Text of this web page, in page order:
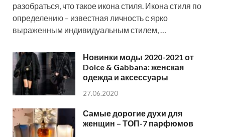
разобраться, что такое икона стиля. Икона стиля по
определению – известная личность с ярко
выраженным индивидуальным стилем, …
Новинки моды 2020-2021 от
Dolce & Gabbana: женская
одежда и аксессуары
27.06.2020
Самые дорогие духи для
женщин – ТОП-7 парфюмов